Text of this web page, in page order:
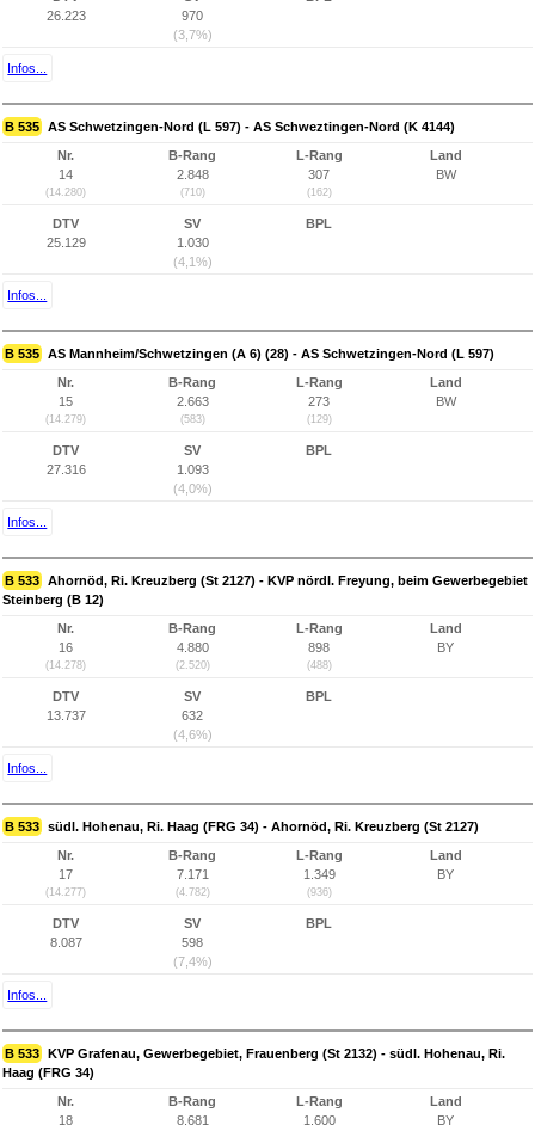
26.223
970
(3,7%)
Infos...
B 535 AS Schwetzingen-Nord (L 597) - AS Schweztingen-Nord (K 4144)
Nr.
14
(14.280)
B-Rang
2.848
(710)
L-Rang
307
(162)
Land
BW
DTV
25.129
SV
1.030
(4,1%)
BPL
Infos...
B 535 AS Mannheim/Schwetzingen (A 6) (28) - AS Schwetzingen-Nord (L 597)
Nr.
15
(14.279)
B-Rang
2.663
(583)
L-Rang
273
(129)
Land
BW
DTV
27.316
SV
1.093
(4,0%)
BPL
Infos...
B 533 Ahornöd, Ri. Kreuzberg (St 2127) - KVP nördl. Freyung, beim Gewerbegebiet
Steinberg (B 12)
Nr.
16
(14.278)
B-Rang
4.880
(2.520)
L-Rang
898
(488)
Land
BY
DTV
13.737
SV
632
(4,6%)
BPL
Infos...
B 533 südl. Hohenau, Ri. Haag (FRG 34) - Ahornöd, Ri. Kreuzberg (St 2127)
Nr.
17
(14.277)
B-Rang
7.171
(4.782)
L-Rang
1.349
(936)
Land
BY
DTV
8.087
SV
598
(7,4%)
BPL
Infos...
B 533 KVP Grafenau, Gewerbegebiet, Frauenberg (St 2132) - südl. Hohenau, Ri.
Haag (FRG 34)
Nr.
18
B-Rang
8.681
L-Rang
1.600
Land
BY